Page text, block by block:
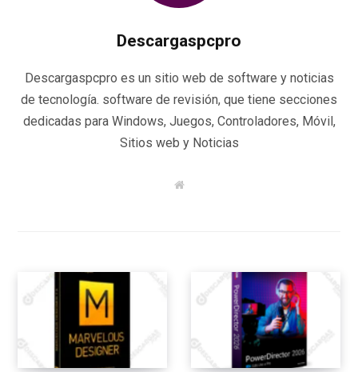
Descargaspcpro
Descargaspcpro es un sitio web de software y noticias
de tecnología. software de revisión, que tiene secciones
dedicadas para Windows, Juegos, Controladores, Móvil,
Sitios web y Noticias
W